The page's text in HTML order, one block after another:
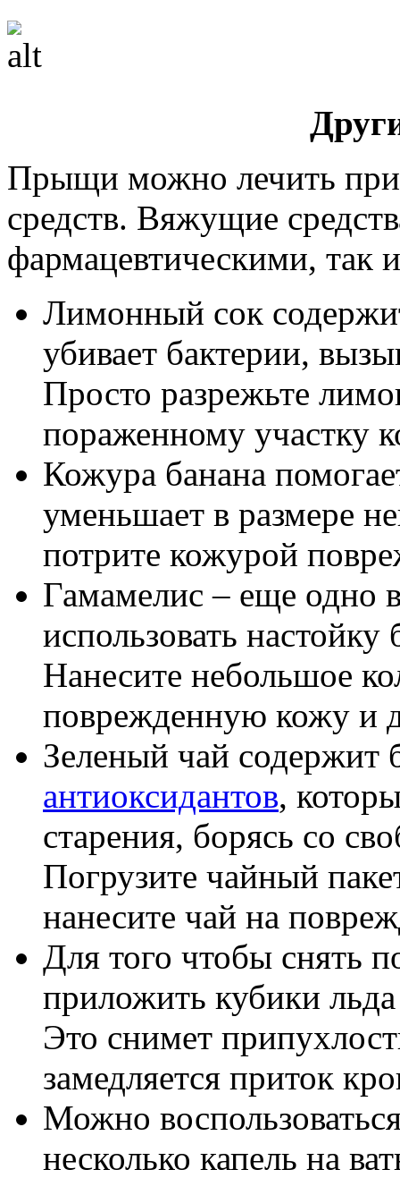
Прыщи можно лечить
средств. Вяжущие
фармацевтическими, так
Лимонный сок
убивает бактерии,
Просто разрежьте
пораженному участку
Кожура банана
уменьшает в размере
потрите кожурой
Гамамелис – еще одно
использовать
Нанесите небольшое
поврежденную кожу и
Зеленый чай содержит
антиоксидантов,
старения, борясь со
Погрузите чайный
нанесите чай на
Для того чтобы снять
приложить кубики
Это снимет
замедляется приток
Можно
несколько капель на